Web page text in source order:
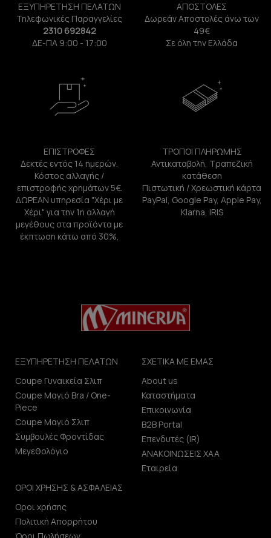
ΕΞΥΠΗΡΕΤΗΣΗ ΠΕΛΑΤΩΝ
Τηλεφωνικές Παραγγελίες
2310 692842
ΔΕ-ΠΑ 9:00 - 17:00
ΑΠΟΣΤΟΛΕΣ
Δωρεάν Αποστολές άνω των
49€
Σε όλη την Ελλάδα
ΕΠΙΣΤΡΟΦΕΣ
Δεκτές εντός 14 ημερών.
Κόστος αλλαγής /
επιστροφής χρημάτων 5€.
ΔΩΡΕΑΝ υπηρεσία "Χέρι με
Χέρι" για την 1η αλλαγή
μεγέθους στα προϊόντα με
έκπτωση κάτω από 30%.
ΤΡΟΠΟΙ ΠΛΗΡΩΜΗΣ
Αντικαταβολή, Τραπεζική
κατάθεση
Πιστωτική / Χρεωστική κάρτα
PayPal, Google Pay, Apple Pay,
Klarna, IRIS
ΕΞΥΠΗΡΕΤΗΣΗ ΠΕΛΑΤΩΝ
Coupe Γυναικεία Σλιπ
Coupe Μαγιό Bra / One-
Piece
Coupe Μαγιό Σλιπ
Συμβουλές Φροντίδας
Μεγεθολόγιο
ΣΧΕΤΙΚΑ ΜΕ ΕΜΑΣ
About us
Καταστήματα
Επικοινωνία
B2B Portal
Επενδυτές (IR)
ΑΝΑΚΟΙΝΩΣΕΙΣ ΧΑΑ
Εταιρεία
ΟΡΟΙ ΧΡΗΣΗΣ & ΑΣΦΑΛΕΙΑΣ
Οροι χρήσης
Πολιτική Απορρήτου